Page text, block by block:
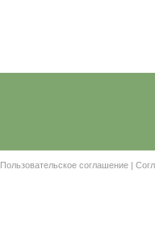
Пользовательское соглашение |